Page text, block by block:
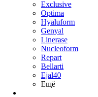
Exclusive
Optima
Hyaluform
Genyal
Linerase
Nucleoform
Repart
Bellarti
Ejal40
Ещё